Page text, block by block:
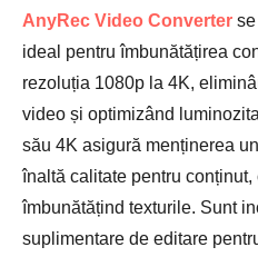
AnyRec Video Converter
ideal pentru îmbunătățirea
rezoluția 1080p la 4K,
video și optimizând
său 4K asigură menținerea
înaltă calitate pentru
îmbunătățind texturile. Sunt
suplimentare de editare